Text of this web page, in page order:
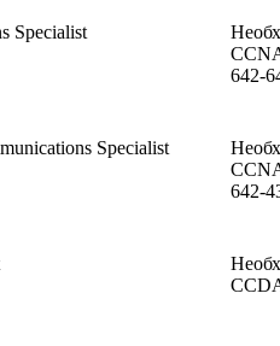
Specialist
642-
Specialist
642-